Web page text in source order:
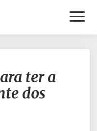
ter a
dos